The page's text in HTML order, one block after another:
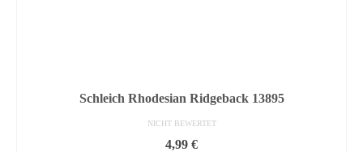
Schleich Rhodesian Ridgeback 13895
NICHT BEWERTET
4,99 €